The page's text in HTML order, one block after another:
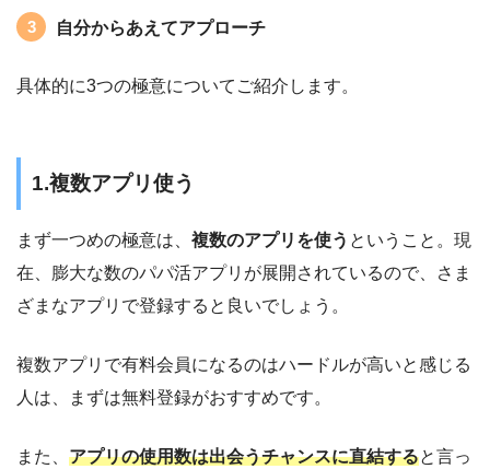
自分からあえてアプローチ
具体的に3つの極意についてご紹介します。
1.複数アプリ使う
まず一つめの極意は、 複数のアプリを使う ということ。現
在、膨大な数のパパ活アプリが展開されているので、さま
ざまなアプリで登録すると良いでしょう。
複数アプリで有料会員になるのはハードルが高いと感じる
人は、まずは無料登録がおすすめです。
また、 アプリの使用数は出会うチャンスに直結すると言っ